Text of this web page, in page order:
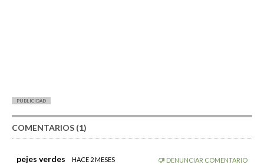
PUBLICIDAD
COMENTARIOS (1)
pejes verdes HACE 2 MESES DENUNCIAR COMENTARIO